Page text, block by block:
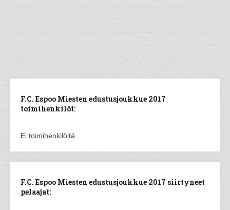
F.C. Espoo Miesten edustusjoukkue 2017
toimihenkilöt:
Ei toimihenkilöitä.
F.C. Espoo Miesten edustusjoukkue 2017 siirtyneet
pelaajat: